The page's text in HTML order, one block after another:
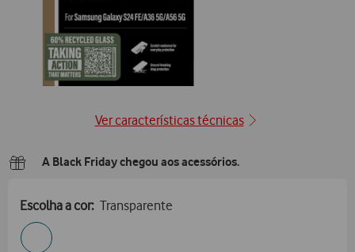
Ver características técnicas
A Black Friday chegou aos acessórios.
Escolha a cor: Transparente